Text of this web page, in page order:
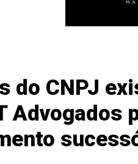
do CNPJ
Advogados